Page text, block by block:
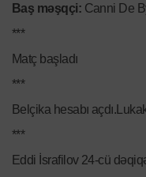
Baş məşqçi: Canni De
***
Matç başladı
***
Belçika hesabı
***
Eddi İsrafilov 24-cü